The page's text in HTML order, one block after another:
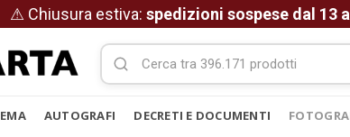
⚠ Chiusura estiva: spedizioni sospese dal 13
AUTOGRAFI DECRETI E DOCUMENTI